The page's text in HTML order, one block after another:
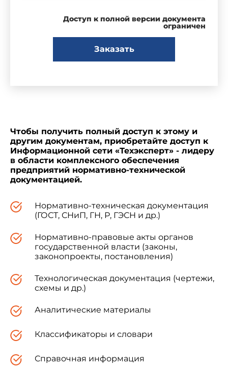
Доступ к полной версии документа
ограничен
Заказать
Чтобы получить полный доступ к этому и
другим документам, приобретайте доступ к
Информационной сети «Техэксперт» - лидеру
в области комплексного обеспечения
предприятий нормативно-технической
документацией.
Нормативно-техническая документация
(ГОСТ, СНиП, ГН, Р, ГЭСН и др.)
Нормативно-правовые акты органов
государственной власти (законы,
законопроекты, постановления)
Технологическая документация (чертежи,
схемы и др.)
Аналитические материалы
Классификаторы и словари
Справочная информация